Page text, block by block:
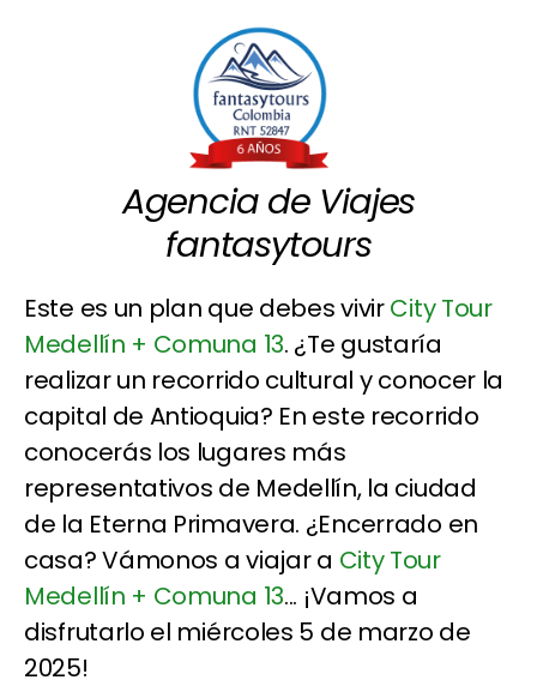
Agencia de Viajes
fantasytours
Este es un plan que debes vivirCity Tour
Medellín + Comuna 13. ¿Te gustaría
realizar un recorrido cultural y conocer la
capital de Antioquia? En este recorrido
conocerás los lugares más
representativos de Medellín, la ciudad
de la Eterna Primavera. ¿Encerrado en
casa? Vámonos a viajar a City Tour
Medellín + Comuna 13... ¡Vamos a
disfrutarlo el miércoles 5 de marzo de
2025!